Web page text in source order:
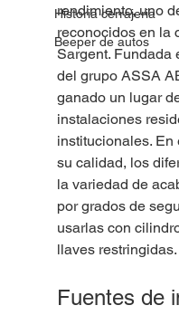
Historia cerrajeria
Beeper de autos
rendimiento, uno
reconocidos en la
Sargent. Fundada
del grupo ASSA
ganado un lugar
instalaciones
institucionales.
su calidad, los
la variedad de
por grados de
usarlas con
llaves restringidas.
Fuentes de